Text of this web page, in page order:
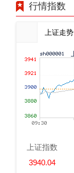
行情指数
上证走势
上证指数
3940.04